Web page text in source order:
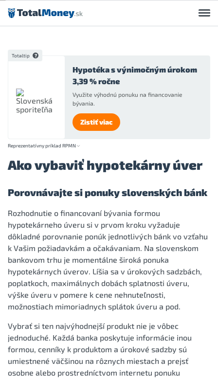
Preskočiť na obsah
Totaltip
Hypotéka s výnimočným úrokom
3,39 % ročne
Využite výhodnú ponuku na financovanie
bývania.
Zistiť viac
Reprezentatívny príklad RPMN
Ako vybaviť hypotekárny úver
Porovnávajte si ponuky slovenských bánk
Rozhodnutie o financovaní bývania formou
hypotekárneho úveru si v prvom kroku vyžaduje
dôkladné porovnanie ponúk jednotlivých bánk vo vzťahu
k Vašim požiadavkám a očakávaniam. Na slovenskom
bankovom trhu je momentálne široká ponuka
hypotekárnych úverov. Líšia sa v úrokových sadzbách,
poplatkoch, maximálnych dobách splatnosti úveru,
výške úveru v pomere k cene nehnuteľnosti,
možnostiach mimoriadnych splátok úveru a pod.
Vybrať si ten najvýhodnejší produkt nie je vôbec
jednoduché. Každá banka poskytuje informácie inou
formou, cenníky k produktom a úrokové sadzby sú
umiestnené väčšinou na rôznych miestach a prejsť
osobne alebo prostredníctvom internetu ponuku